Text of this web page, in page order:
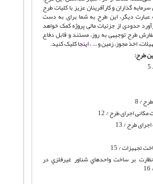
گذاران و کارآفرینان عزیز با کلیات طرح
دیگر، این طرح به شما برای به دست
حدودی از جزئیات مالی پروژه کمک خواهد
طرح توجیهی به روز، مستند و قابل دفاع
اخذ مجوز، زمین و ... ،اینجاکلیک کنید.
طرح:
نظارت بر ساخت واحدهاي شناور غيرفلزي در